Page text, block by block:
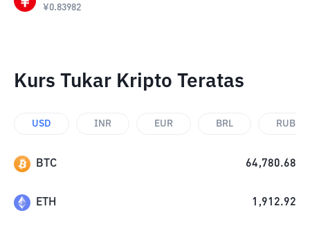
¥0.83982
Kurs Tukar Kripto Teratas
USD INR EUR BRL RUB
BTC 64,780.68
ETH 1,912.92